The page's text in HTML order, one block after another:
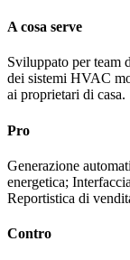
A cosa serve
Sviluppato per team
dei sistemi HVAC
ai proprietari di casa.
Pro
Generazione
energetica;
Reportistica di
Contro